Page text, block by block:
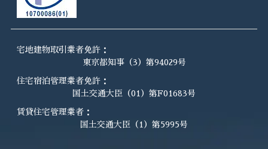
宅地建物取引業者免許：
東京都知事（3）第94029号
住宅宿泊管理業者免許：
国土交通大臣（01）第F01683号
賃貸住宅管理業者：
国土交通大臣（1）第5995号